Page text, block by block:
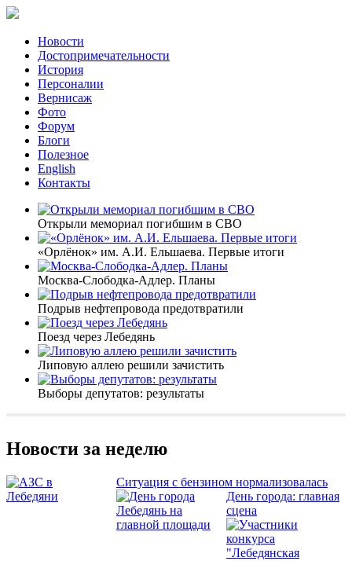
Новости
Достопримечательности
История
Персоналии
Вернисаж
Фото
Форум
Блоги
Полезное
English
Контакты
Открыли мемориал погибшим в СВО
«Орлёнок» им. А.И. Ельшаева. Первые итоги
Москва-Слободка-Адлер. Планы
Подрыв нефтепровода предотвратили
Поезд через Лебедянь
Липовую аллею решили зачистить
Выборы депутатов: результаты
Новости за неделю
Ситуация с бензином нормализовалась
День города: главная
сцена